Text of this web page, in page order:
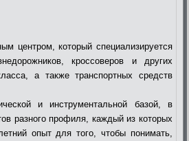
центром, который специализируется
кроссоверов и других
а также транспортных средств
и инструментальной базой, в
разного профиля, каждый из которых
опыт для того, чтобы понимать,